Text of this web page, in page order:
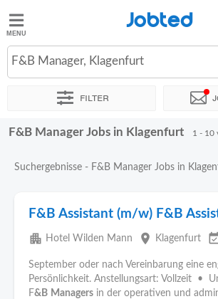
Jobted
Jobs
Jobted
F&B Manager, Klagenfurt
Filter
Sortieren nach Genauer Standort
F&B Manager Jobs in Klagenfurt 1 - 10
Suchergebnisse - F&B Manager Jobs in
F&B Assistant (m/w) F&B
apartment Hotel Wilden Mann place Klagenfurt
September oder nach Vereinbarung eine
Persönlichkeit. Anstellungsart: Vollzeit •
F&B Managers in der operativen und